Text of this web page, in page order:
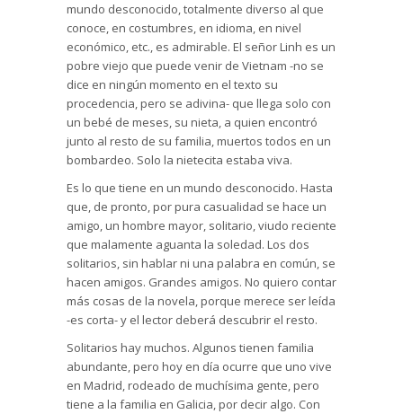
mundo desconocido, totalmente diverso al que
conoce, en costumbres, en idioma, en nivel
económico, etc., es admirable. El señor Linh es un
pobre viejo que puede venir de Vietnam -no se
dice en ningún momento en el texto su
procedencia, pero se adivina- que llega solo con
un bebé de meses, su nieta, a quien encontró
junto al resto de su familia, muertos todos en un
bombardeo. Solo la nietecita estaba viva.
Es lo que tiene en un mundo desconocido. Hasta
que, de pronto, por pura casualidad se hace un
amigo, un hombre mayor, solitario, viudo reciente
que malamente aguanta la soledad. Los dos
solitarios, sin hablar ni una palabra en común, se
hacen amigos. Grandes amigos. No quiero contar
más cosas de la novela, porque merece ser leída
-es corta- y el lector deberá descubrir el resto.
Solitarios hay muchos. Algunos tienen familia
abundante, pero hoy en día ocurre que uno vive
en Madrid, rodeado de muchísima gente, pero
tiene a la familia en Galicia, por decir algo. Con